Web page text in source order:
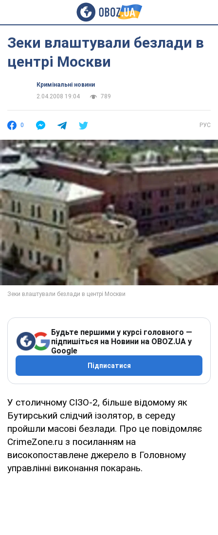
Зеки влаштували безлади в
центрі Москви
Кримінальні новини
2.04.2008 19:04
789
0 РУС
Будьте першими у курсі головного —
підпишіться на Новини на OBOZ.UA у
Google
Підписатися
У столичному СІЗО-2, більше відомому як
Бутирський слідчий ізолятор, в середу
пройшли масові безлади. Про це повідомляє
CrimeZone.ru з посиланням на
високопоставлене джерело в Головному
управлінні виконання покарань.